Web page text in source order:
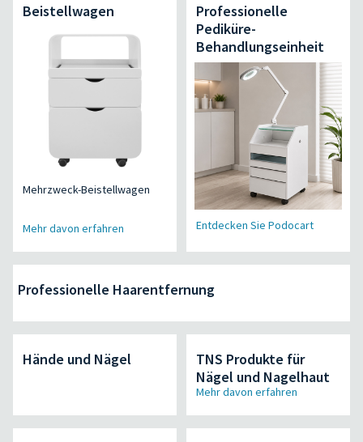
Beistellwagen
Mehrzweck-Beistellwagen
Mehr davon erfahren
Professionelle
Pediküre-
Behandlungseinheit
Entdecken Sie Podocart
Professionelle Haarentfernung
Hände und Nägel
TNS Produkte für
Nägel und Nagelhaut
Mehr davon erfahren